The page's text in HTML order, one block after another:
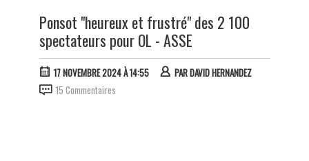
Ponsot "heureux et frustré" des 2 100
spectateurs pour OL - ASSE
17 NOVEMBRE 2024 À 14:55 PARDAVID HERNANDEZ
15 Commentaires